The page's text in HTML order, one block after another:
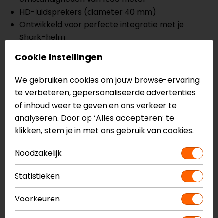
HD-luidsprekers (diameter 40 mm)
Ontwikkeld voor perfecte integratie met je
Shark-helm
Batterijduur van 15 uur
Bluetooth 5.2
Oplaadtijd 2.5 uur
Advanced Noise Control vermindert de effecten
van omgevingsgeluid
Heb je meer informatie nodig over dit product?
Neem dancontactmet ons op of kom langs in één
vanonze winkels
in Breda, Capelle aan den IJssel,
Eindhoven, Vianen of Apeldoorn. In de winkels kun je
het product bekijken & passen en staan onze
Cookie instellingen
We gebruiken cookies om jouw browse-ervaring
te verbeteren, gepersonaliseerde advertenties
of inhoud weer te geven en ons verkeer te
analyseren. Door op ‘Alles accepteren’ te
klikken, stem je in met ons gebruik van cookies.
Noodzakelijk
Statistieken
Voorkeuren